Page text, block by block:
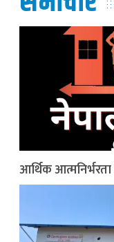
आर्थिक